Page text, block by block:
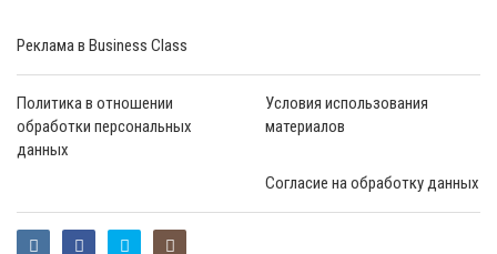
Реклама в Business Class
Политика в отношении
обработки персональных
данных
Условия использования
материалов
Согласие на обработку данных